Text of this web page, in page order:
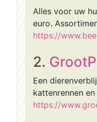
Alles voor uw
euro.
https://
2.
Een
kattenrennen
https://